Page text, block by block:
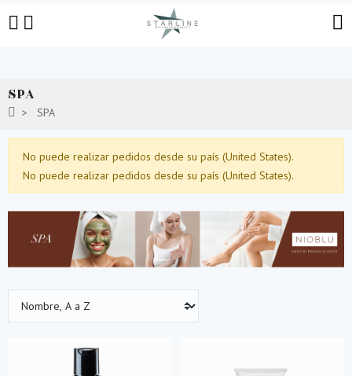
SPA
SPA
No puede realizar pedidos desde su país (United States).
No puede realizar pedidos desde su país (United States).